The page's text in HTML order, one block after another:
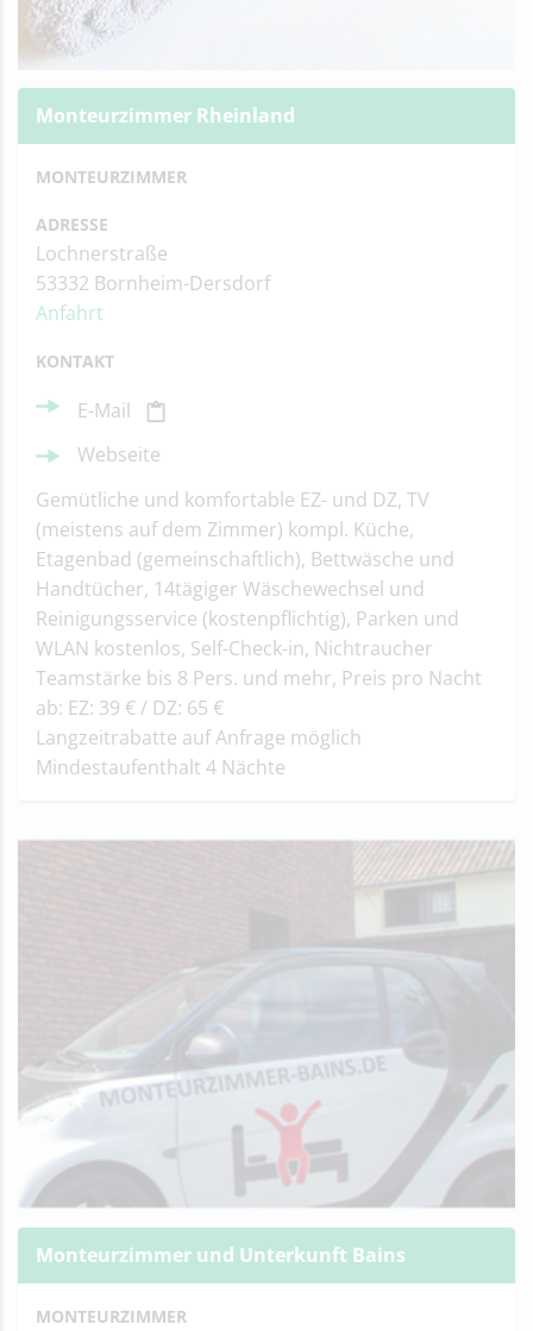
Monteurzimmer Rheinland
MONTEURZIMMER
ADRESSE
Lochnerstraße
53332 Bornheim-Dersdorf
Anfahrt
KONTAKT
E-Mail
Webseite
Gemütliche und komfortable EZ- und DZ, TV
(meistens auf dem Zimmer) kompl. Küche,
Etagenbad (gemeinschaftlich), Bettwäsche und
Handtücher, 14tägiger Wäschewechsel und
Reinigungsservice (kostenpflichtig), Parken und
WLAN kostenlos, Self-Check-in, Nichtraucher
Teamstärke bis 8 Pers. und mehr, Preis pro Nacht
ab: EZ: 39 € / DZ: 65 €
Langzeitrabatte auf Anfrage möglich
Mindestaufenthalt 4 Nächte
Monteurzimmer und Unterkunft Bains
MONTEURZIMMER